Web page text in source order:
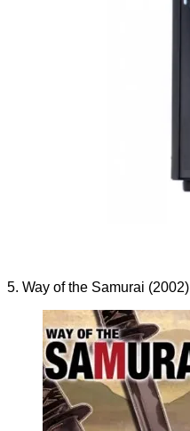
5. Way of the Samurai (2002)